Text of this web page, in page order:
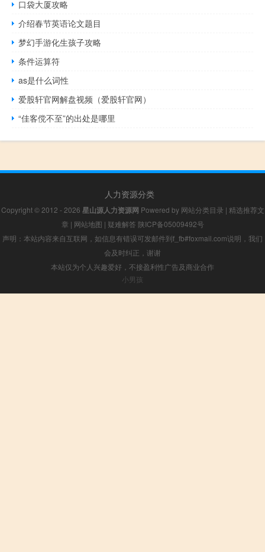
口袋大厦攻略
介绍春节英语论文题目
梦幻手游化生孩子攻略
条件运算符
as是什么词性
爱股轩官网解盘视频（爱股轩官网）
“佳客傥不至”的出处是哪里
人力资源分类
Copyright © 2012 - 2026 星山源人力资源网 Powered by 网站分类目录 | 精选推荐文
章 | 网站地图 | 疑难解答 陕ICP备05009492号
声明：本站内容来自互联网，如信息有错误可发邮件到f_fb#foxmail.com说明，我们
会及时纠正，谢谢
本站仅为个人兴趣爱好，不接盈利性广告及商业合作
小男孩